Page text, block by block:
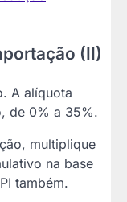
(II)
A alíquota
de 0% a 35%.
multiplique
na base
também.